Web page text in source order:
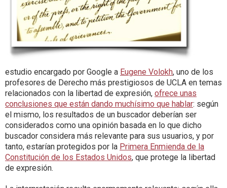
estudio encargado por Google a Eugene Volokh, uno de los
profesores de Derecho más prestigiosos de UCLA en temas
relacionados con la libertad de expresión, ofrece unas
conclusiones que están dando muchísimo que hablar: según
el mismo, los resultados de un buscador deberían ser
considerados como una opinión basada en lo que dicho
buscador considera más relevante para sus usuarios, y por
tanto, estarían protegidos por la Primera Enmienda de la
Constitución de los Estados Unidos, que protege la libertad
de expresión.